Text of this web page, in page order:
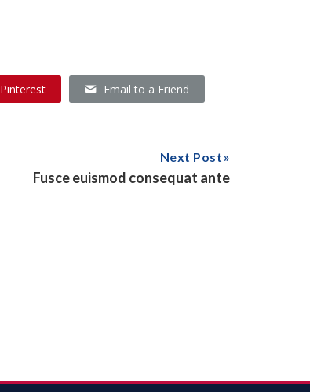
Pinterest Email to a Friend
Next Post
Fusce euismod consequat ante